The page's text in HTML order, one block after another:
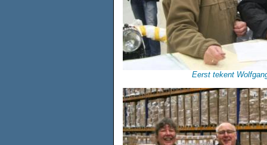
Eerst tekent